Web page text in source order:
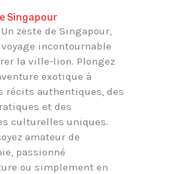
Singapour
zeste de Singapour,
incontournable
la ville-lion. Plongez
exotique à
récits authentiques, des
et des
culturelles uniques.
amateur de
passionné
ou simplement en